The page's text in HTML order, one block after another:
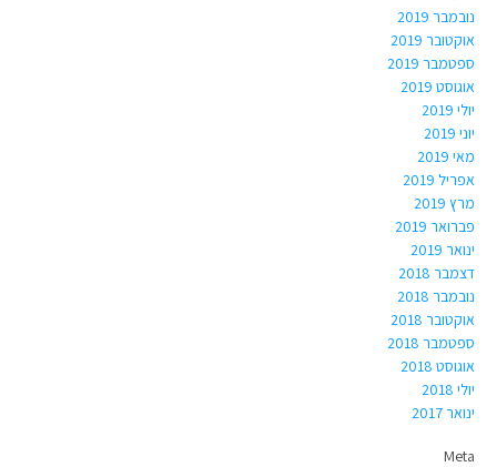
נובמבר 2019
אוקטובר 2019
ספטמבר 2019
אוגוסט 2019
יולי 2019
יוני 2019
מאי 2019
אפריל 2019
מרץ 2019
פברואר 2019
ינואר 2019
דצמבר 2018
נובמבר 2018
אוקטובר 2018
ספטמבר 2018
אוגוסט 2018
יולי 2018
ינואר 2017
Meta